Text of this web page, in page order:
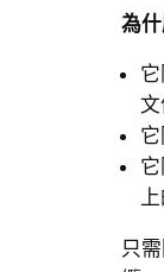
為
文
只